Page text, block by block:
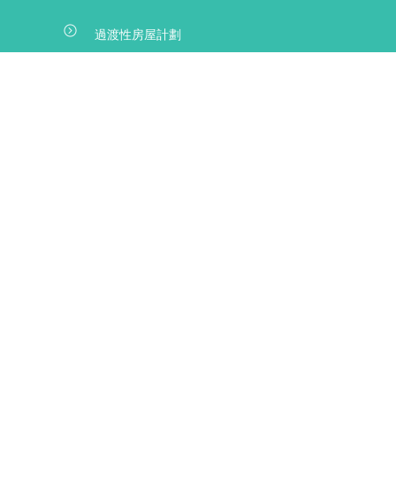
過渡性房屋計劃